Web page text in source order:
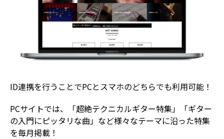
ID連携を行うことでPCとスマホのどちらでも利用可能！
PCサイトでは、「超絶テクニカルギター特集」「ギター
の入門にピッタリな曲」など様々なテーマに沿った特集
を毎月掲載！